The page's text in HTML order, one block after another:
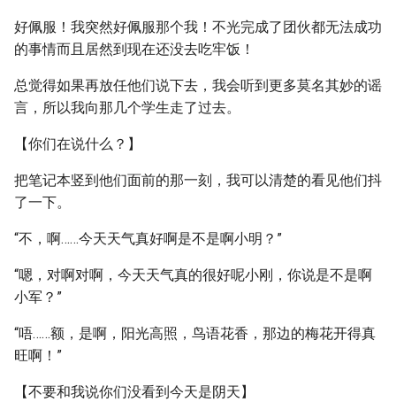
好佩服！我突然好佩服那个我！不光完成了团伙都无法成功
的事情而且居然到现在还没去吃牢饭！
总觉得如果再放任他们说下去，我会听到更多莫名其妙的谣
言，所以我向那几个学生走了过去。
【你们在说什么？】
把笔记本竖到他们面前的那一刻，我可以清楚的看见他们抖
了一下。
“不，啊……今天天气真好啊是不是啊小明？”
“嗯，对啊对啊，今天天气真的很好呢小刚，你说是不是啊
小军？”
“唔……额，是啊，阳光高照，鸟语花香，那边的梅花开得真
旺啊！”
【不要和我说你们没看到今天是阴天】